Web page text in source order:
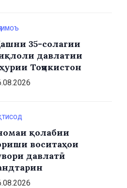
35-солагии
давлатии
Тоҷикистон
қолабии
воситаҳои
давлатӣ